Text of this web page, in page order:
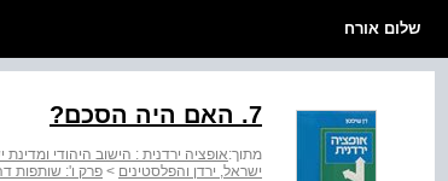
שלום אורח
7. האם היה הסכם?
מתוך:אופציה ירדנית : הישוב היהודי
ישראל, ירדן והפלסטינים > פרק ו': שותפות